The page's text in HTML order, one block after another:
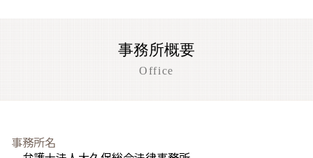
事務所概要
Office
事務所名